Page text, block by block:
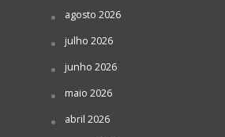
agosto 2026
julho 2026
junho 2026
maio 2026
abril 2026